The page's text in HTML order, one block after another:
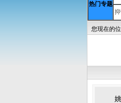
热门专题
您现在的位